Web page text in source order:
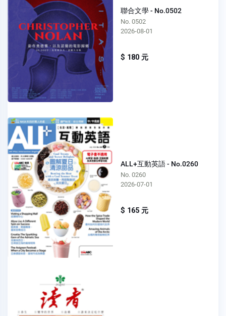
聯合文學 - No.0502
No. 0502
2026-08-01
$ 180 元
ALL+互動英語 - No.0260
No. 0260
2026-07-01
$ 165 元